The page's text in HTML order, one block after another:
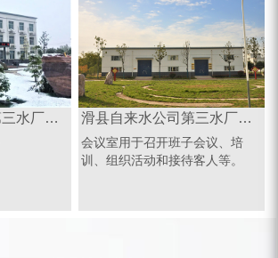
滑县自来水公司第三水厂办公楼 滑县自来水公司第三水厂会议室
会议室用于召开班子会议、培
训、组织活动和接待客人等。